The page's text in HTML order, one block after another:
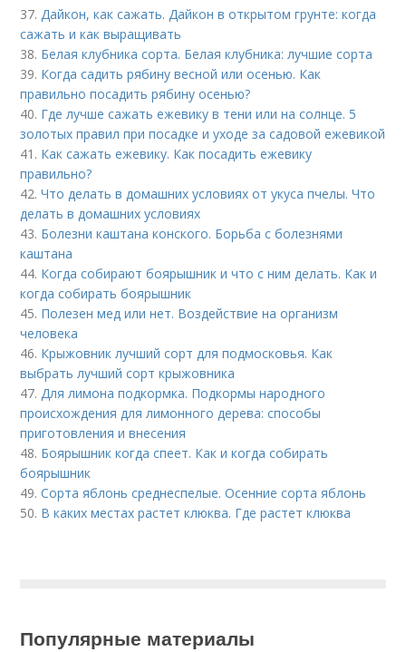
37.Дайкон, как сажать. Дайкон в открытом грунте: когда
сажать и как выращивать
38. Белая клубника сорта. Белая клубника: лучшие сорта
39. Когда садить рябину весной или осенью. Как
правильно посадить рябину осенью?
40. Где лучше сажать ежевику в тени или на солнце. 5
золотых правил при посадке и уходе за садовой ежевикой
41. Как сажать ежевику. Как посадить ежевику
правильно?
42.Что делать в домашних условиях от укуса пчелы. Что
делать в домашних условиях
43. Болезни каштана конского. Борьба с болезнями
каштана
44. Когда собирают боярышник и что с ним делать. Как и
когда собирать боярышник
45. Полезен мед или нет. Воздействие на организм
человека
46. Крыжовник лучший сорт для подмосковья. Как
выбрать лучший сорт крыжовника
47.Для лимона подкормка. Подкормы народного
происхождения для лимонного дерева: способы
приготовления и внесения
48. Боярышник когда спеет. Как и когда собирать
боярышник
49.Сорта яблонь среднеспелые. Осенние сорта яблонь
50. В каких местах растет клюква. Где растет клюква
Популярные материалы